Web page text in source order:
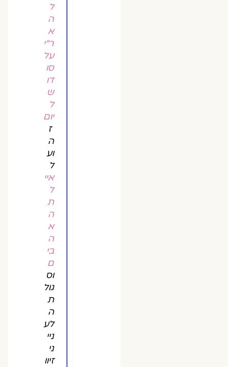
ל
ה
א
ר"י
על
סו
דו
ש
ל
יום
ז
ה
וע
ל
איי
ל
ת
ה
א
ה
בי
ם
וס
גול
ת
ה
לע
ניי
ני
זיוו